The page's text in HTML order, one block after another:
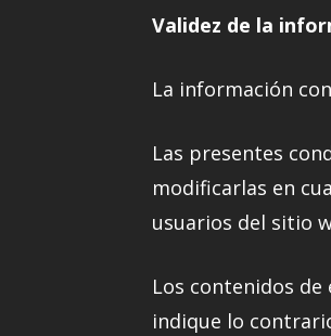
Validez de la
La información
Las presentes
modificarlas en
usuarios del sitio
Los contenidos
indique lo